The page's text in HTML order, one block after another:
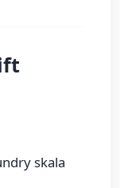
skala